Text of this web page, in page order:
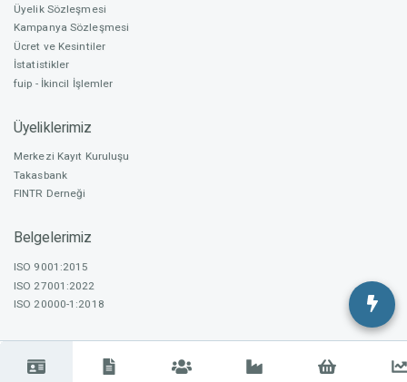
Üyelik Sözleşmesi
Kampanya Sözleşmesi
Ücret ve Kesintiler
İstatistikler
fuip - İkincil İşlemler
Üyeliklerimiz
Merkezi Kayıt Kuruluşu
Takasbank
FINTR Derneği
Belgelerimiz
ISO 9001:2015
ISO 27001:2022
ISO 20000-1:2018